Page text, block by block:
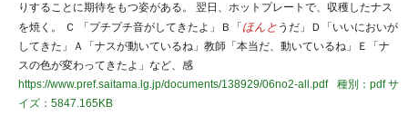
りすることに期待をもつ姿がある。 翌日、ホットプレートで、収穫したナス
を焼く。 Ｃ 「プチプチ音がしてきたよ」Ｂ「 ほんと うだ」Ｄ「いいにおいが
してきた」Ａ「ナスが動いているね」教師「本当だ、動いているね」Ｅ「ナ
スの色が変わってきたよ」など、感
https://www.pref.saitama.lg.jp/documents/138929/06no2-all.pdf
種別：pdfサ
イズ：5847.165KB